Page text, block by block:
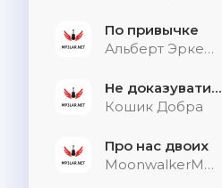
По привычке
Альберт Эркенов
Не доказувати тим, хто не слухає
Кошик Добра
Про нас двоих
MoonwalkerMusic